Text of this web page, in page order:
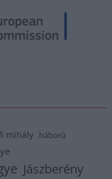
mihály háború
Jászberény